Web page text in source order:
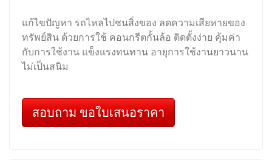
แก้ไขปัญหา รถไหลไปชนสิ่งของ ลดความเสียหายของ
ทรัพย์สิน ด้วยการใช้ คอนกรีตกั้นล้อ ติดตั้งง่าย คุ้มค่า
กับการใช้งาน แข็งแรงทนทาน อายุการใช้งานยาวนาน
ไม่เป็นสนิม
สอบถาม ขอใบเสนอราคา